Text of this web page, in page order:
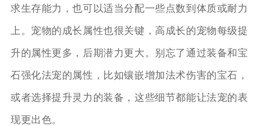
求生存能力，也可以适当分配一些点数到体质或耐力
上。宠物的成长属性也很关键，高成长的宠物每级提
升的属性更多，后期潜力更大。别忘了通过装备和宝
石强化法宠的属性，比如镶嵌增加法术伤害的宝石，
或者选择提升灵力的装备，这些细节都能让法宠的表
现更出色。